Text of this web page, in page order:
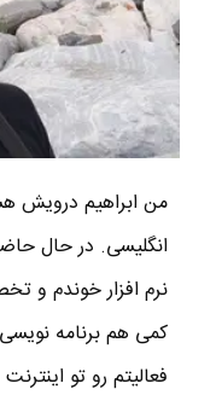
من ابراهیم درویش
انگلیسی. در حال
نرم افزار خوندم و
فعالیتم رو تو